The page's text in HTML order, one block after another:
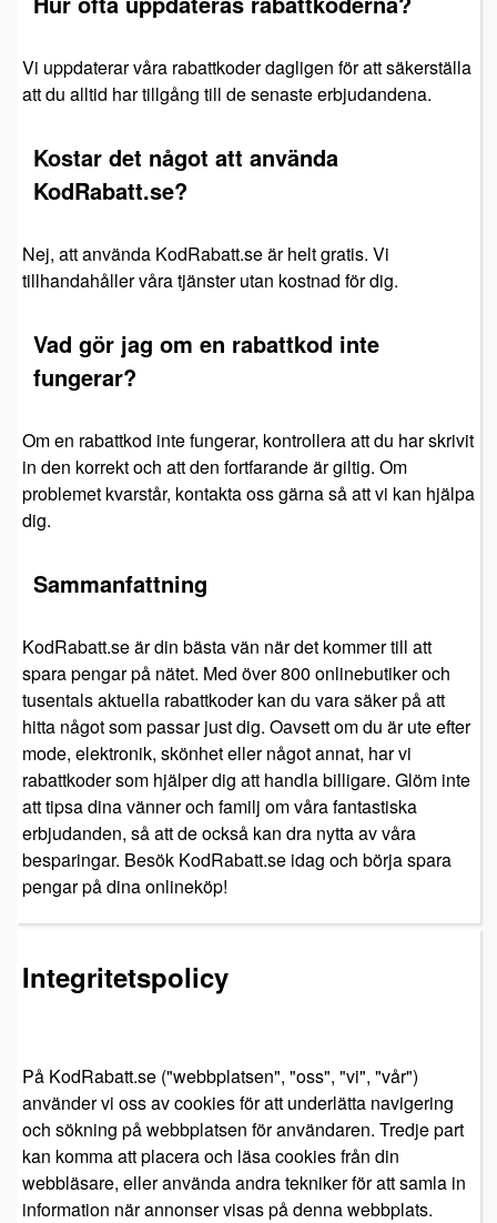
Vi uppdaterar våra rabattkoder dagligen för att säkerställa
att du alltid har tillgång till de senaste erbjudandena.
Kostar det något att använda
KodRabatt.se?
Nej, att använda KodRabatt.se är helt gratis. Vi
tillhandahåller våra tjänster utan kostnad för dig.
Vad gör jag om en rabattkod inte
fungerar?
Om en rabattkod inte fungerar, kontrollera att du har skrivit
in den korrekt och att den fortfarande är giltig. Om
problemet kvarstår, kontakta oss gärna så att vi kan hjälpa
dig.
Sammanfattning
KodRabatt.se är din bästa vän när det kommer till att
spara pengar på nätet. Med över 800 onlinebutiker och
tusentals aktuella rabattkoder kan du vara säker på att
hitta något som passar just dig. Oavsett om du är ute efter
mode, elektronik, skönhet eller något annat, har vi
rabattkoder som hjälper dig att handla billigare. Glöm inte
att tipsa dina vänner och familj om våra fantastiska
erbjudanden, så att de också kan dra nytta av våra
besparingar. Besök KodRabatt.se idag och börja spara
pengar på dina onlineköp!
Integritetspolicy
På KodRabatt.se ("webbplatsen", "oss", "vi", "vår")
använder vi oss av cookies för att underlätta navigering
och sökning på webbplatsen för användaren. Tredje part
kan komma att placera och läsa cookies från din
webbläsare, eller använda andra tekniker för att samla in
information när annonser visas på denna webbplats.